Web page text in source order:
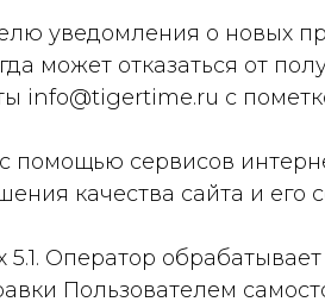
уведомления о новых
может отказаться от
info@tigertime.ru с
сервисов
качества сайта и его
Оператор
Пользователем